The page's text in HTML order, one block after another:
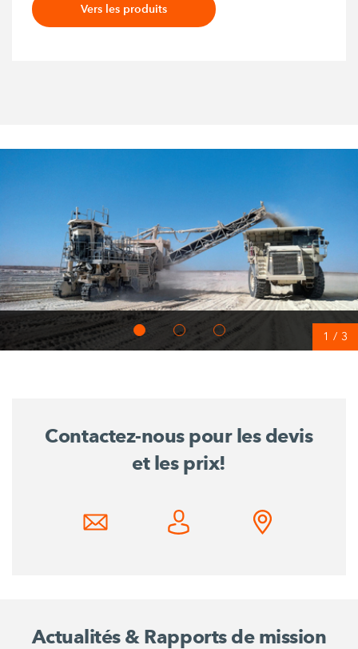
Vers les produits
1 / 3
Contactez-nous pour les devis
et les prix!
Actualités & Rapports de mission